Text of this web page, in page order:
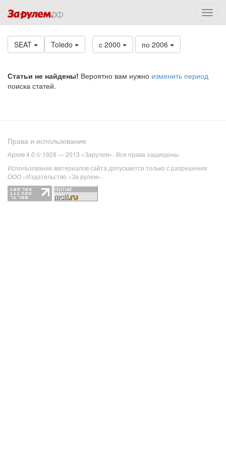
SEAT Toledo с 2000 по 2006
Статьи не найдены! Вероятно вам нужно изменить период
поиска статей.
Права и использование
Архив 4.0 © 1928 — 2013 «Зарулем». Все права защищены.
Использование материалов сайта допускается только с разрешения
ООО «Издательство «За рулем».